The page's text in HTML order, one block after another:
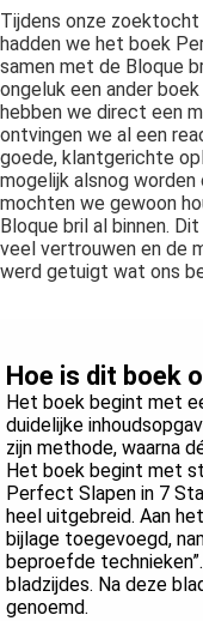
Tijdens onze
hadden we het boek
samen met de Bloque
ongeluk een ander
hebben we direct een
ontvingen we al een
goede, klantgerichte
mogelijk alsnog
mochten we gewoon
Bloque bril al binnen.
veel vertrouwen en de
werd getuigt wat ons
Hoe is dit boek
Het boek begint met
duidelijke
zijn methode, waarna
Het boek begint met
Perfect Slapen in 7
heel uitgebreid. Aan
bijlage toegevoegd,
beproefde
bladzijdes. Na deze
genoemd.